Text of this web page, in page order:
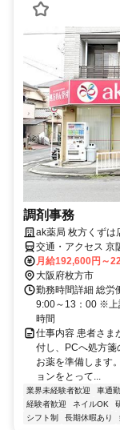
調剤事務
ak薬局 枚方くずは
交通・アクセス 京
月給192,600円～
大阪府枚方市
勤務時間詳細 総労
9:00～13：00 ※上
時間
仕事内容 患者さま
付し、PCへ処方箋
お薬を準備します
ョンをとって...
業界未経験者歓迎 車通
経験者歓迎
ネイルOK
シフト制
長期休暇あり